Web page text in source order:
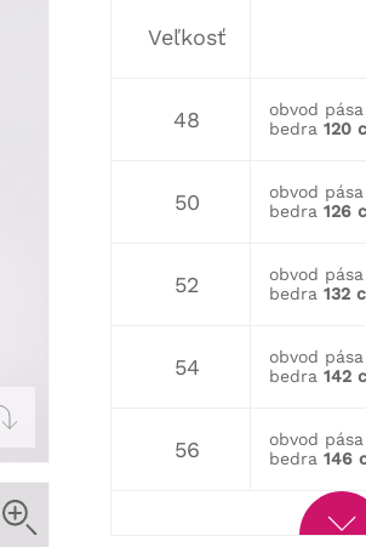
Veľkosť
48 obvod pása
bedra 120
50 obvod pása
bedra 126
52 obvod pása
bedra 132
54 obvod pása
bedra 142
56 obvod pása
bedra 146